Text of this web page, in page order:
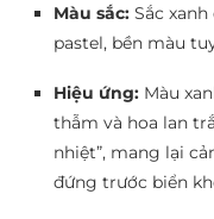
Màu sắc: Sắc
pastel, bền màu
Hiệu ứng: Màu
thẫm và hoa lan
nhiệt”, mang lại
đứng trước biển